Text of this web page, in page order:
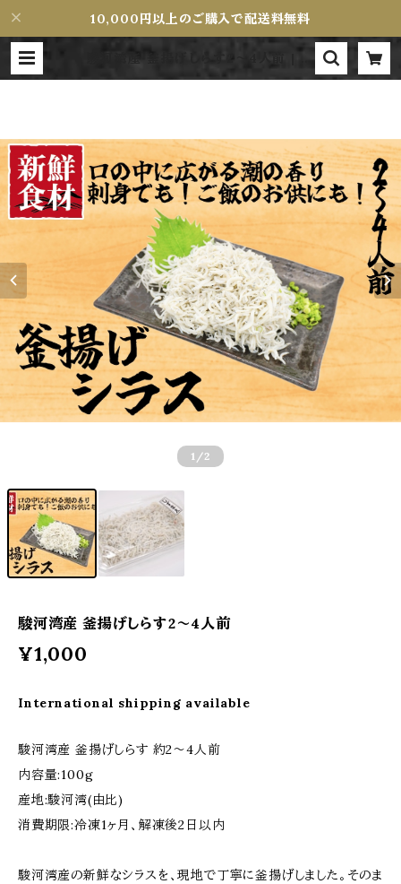
10,000円以上のご購入で配送料無料
駿河湾産 釜揚げしらす2〜4人前 | M
aguroMiyamoto
1 /2
駿河湾産 釜揚げしらす2〜4人前
¥1,000
International shipping available
駿河湾産 釜揚げしらす 約2〜4人前
内容量:100g
産地:駿河湾(由比)
消費期限:冷凍1ヶ月、解凍後2日以内
駿河湾産の新鮮なシラスを、現地で丁寧に釜揚げしました。そのま